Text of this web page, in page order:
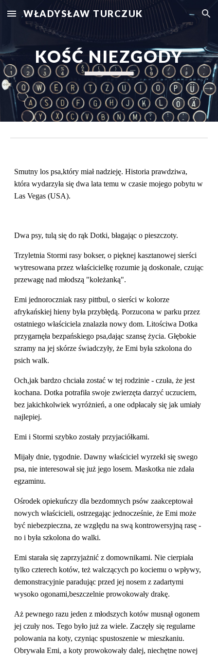
Skip to main content Skip to navigation
WŁADYSŁAW TURCZUK
KOŚĆ NIEZGODY
Smutny los psa,który miał nadzieję. Historia prawdziwa,
która wydarzyła się dwa lata temu w czasie mojego pobytu w
Las Vegas (USA).
Dwa psy, tulą się do rąk Dotki, błagając o pieszczoty.
Trzyletnia Stormi rasy bokser, o pięknej kasztanowej sierści
wytresowana przez właścicielkę rozumie ją doskonale, czując
przewagę nad młodszą "koleżanką".
Emi jednoroczniak rasy pittbul, o sierści w kolorze
afrykańskiej hieny była przybłędą. Porzucona w parku przez
ostatniego właściciela znalazła nowy dom. Litościwa Dotka
przygarnęła bezpańskiego psa,dając szansę życia. Głębokie
szramy na jej skórze świadczyły, że Emi była szkolona do
psich walk.
Och,jak bardzo chciała zostać w tej rodzinie - czuła, że jest
kochana. Dotka potrafiła swoje zwierzęta darzyć uczuciem,
bez jakichkolwiek wyróżnień, a one odpłacały się jak umiały
najlepiej.
Emi i Stormi szybko zostały przyjaciółkami.
Mijały dnie, tygodnie. Dawny właściciel wyrzekł się swego
psa, nie interesował się już jego losem. Maskotka nie zdała
egzaminu.
Ośrodek opiekuńczy dla bezdomnych psów zaakceptował
nowych właścicieli, ostrzegając jednocześnie, że Emi może
być niebezpieczna, ze względu na swą kontrowersyjną rasę -
no i była szkolona do walki.
Emi starała się zaprzyjażnić z domownikami. Nie cierpiała
tylko czterech kotów, też walczących po kociemu o wpływy,
demonstracyjnie paradując przed jej nosem z zadartymi
wysoko ogonami,beszczelnie prowokowały drakę.
Aż pewnego razu jeden z młodszych kotów musnął ogonem
jej czuły nos. Tego było już za wiele. Zaczęły się regularne
polowania na koty, czyniąc spustoszenie w mieszkaniu.
Obrywała Emi, a koty prowokowały dalej, niechętne nowej